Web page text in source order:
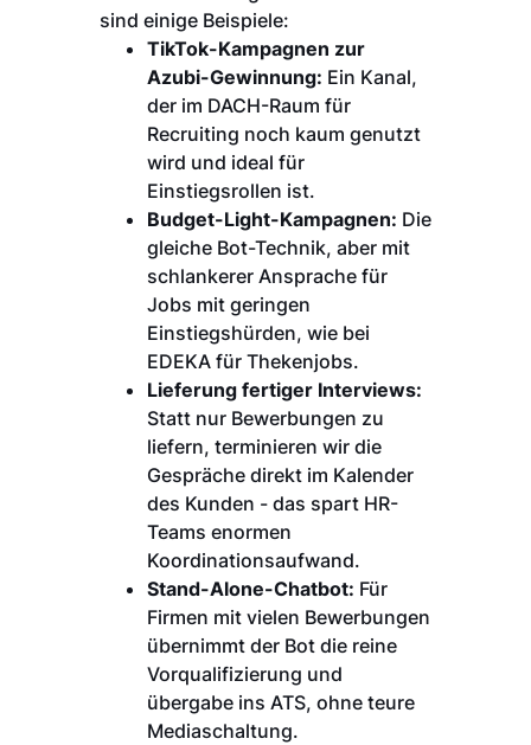
sind einige Beispiele:
TikTok-Kampagnen zur
Azubi-Gewinnung: Ein Kanal,
der im DACH-Raum für
Recruiting noch kaum genutzt
wird und ideal für
Einstiegsrollen ist.
Budget-Light-Kampagnen: Die
gleiche Bot-Technik, aber mit
schlankerer Ansprache für
Jobs mit geringen
Einstiegshürden, wie bei
EDEKA für Thekenjobs.
Lieferung fertiger Interviews:
Statt nur Bewerbungen zu
liefern, terminieren wir die
Gespräche direkt im Kalender
des Kunden - das spart HR-
Teams enormen
Koordinationsaufwand.
Stand-Alone-Chatbot: Für
Firmen mit vielen Bewerbungen
übernimmt der Bot die reine
Vorqualifizierung und
übergabe ins ATS, ohne teure
Mediaschaltung.